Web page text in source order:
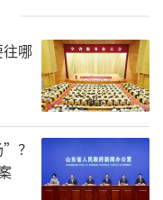
将延续分化态
比实现增长
在9月逐步体现，
分小区二手房带
来看，根据中指
哪
？